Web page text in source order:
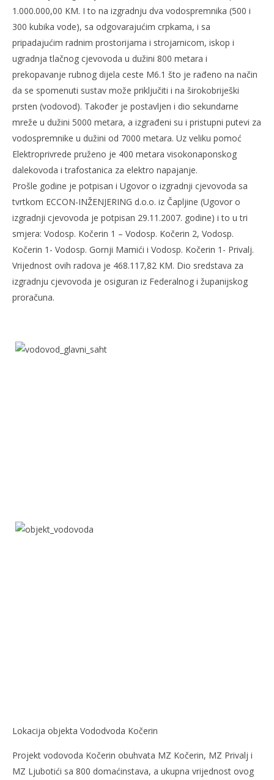
1.000.000,00 KM. I to na izgradnju dva vodospremnika (500 i
300 kubika vode), sa odgovarajućim crpkama, i sa
pripadajućim radnim prostorijama i strojarnicom, iskop i
ugradnja tlačnog cjevovoda u dužini 800 metara i
prekopavanje rubnog dijela ceste M6.1 što je rađeno na način
da se spomenuti sustav može priključiti i na širokobriješki
prsten (vodovod). Također je postavljen i dio sekundarne
mreže u dužini 5000 metara, a izgrađeni su i pristupni putevi za
vodospremnike u dužini od 7000 metara. Uz veliku pomoć
Elektroprivrede pruženo je 400 metara visokonaponskog
dalekovoda i trafostanica za elektro napajanje.
Prošle godine je potpisan i Ugovor o izgradnji cjevovoda sa
tvrtkom ECCON-INŽENJERING d.o.o. iz Čapljine (Ugovor o
izgradnji cjevovoda je potpisan 29.11.2007. godine) i to u tri
smjera: Vodosp. Kočerin 1 – Vodosp. Kočerin 2, Vodosp.
Kočerin 1- Vodosp. Gornji Mamići i Vodosp. Kočerin 1- Privalj.
Vrijednost ovih radova je 468.117,82 KM. Dio sredstava za
izgradnju cjevovoda je osiguran iz Federalnog i županijskog
proračuna.
Lokacija objekta Vododvoda Kočerin
Projekt vodovoda Kočerin obuhvata MZ Kočerin, MZ Privalj i
MZ Ljubotići sa 800 domaćinstava, a ukupna vrijednost ovog